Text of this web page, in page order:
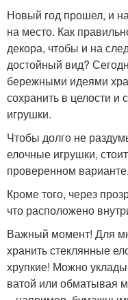
Новый год прошел, и
на место. Как
декора, чтобы и на
достойный вид?
бережными идеями
сохранить в целости и
игрушки.
Чтобы долго не
елочные игрушки,
проверенном
Кроме того, через
что расположено
Важный момент! Для
хранить стеклянные
хрупкие! Можно
ватой или обматывая